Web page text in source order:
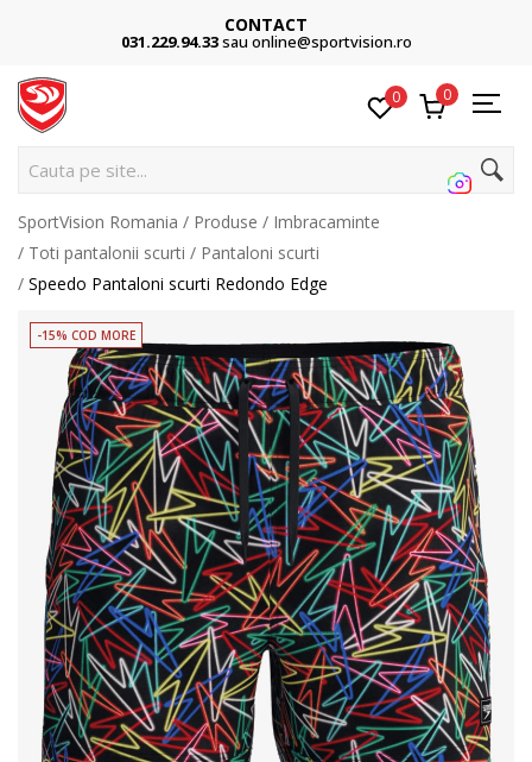
CONTACT
031.229.94.33sau online@sportvision.ro
0 0
Cauta pe site...
SportVision Romania Produse
Imbracaminte
Toti pantalonii scurti
Pantaloni scurti
Speedo Pantaloni scurti Redondo Edge
-15% COD MORE